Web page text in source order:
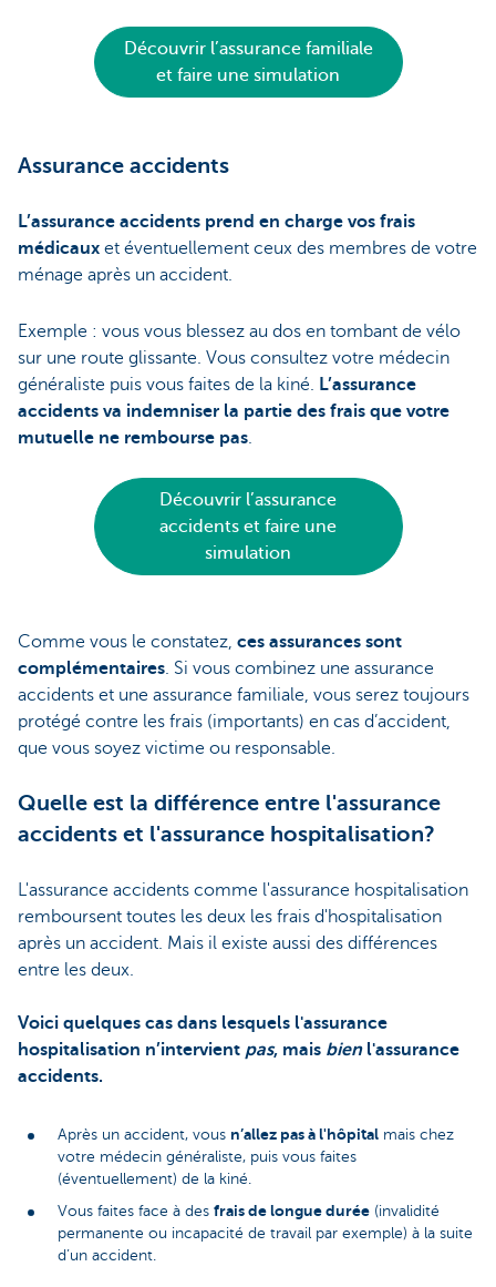
Découvrir l’assurance familiale
et faire une simulation
Assurance accidents
L’assurance accidents prend en charge vos frais
médicaux et éventuellement ceux des membres de votre
ménage après un accident.
Exemple : vous vous blessez au dos en tombant de vélo
sur une route glissante. Vous consultez votre médecin
généraliste puis vous faites de la kiné.
L’assurance
accidents va indemniser la partie des frais que votre
mutuelle ne rembourse pas
Découvrir l’assurance
accidents et faire une
simulation
Comme vous le constatez, ces assurances sont
complémentaires . Si vous combinez une assurance
accidents et une assurance familiale, vous serez toujours
protégé contre les frais (importants) en cas d’accident,
que vous soyez victime ou responsable.
Quelle est la différence entre l'assurance
accidents et l'assurance hospitalisation?
L'assurance accidents comme l'assurance hospitalisation
remboursent toutes les deux les frais d'hospitalisation
après un accident. Mais il existe aussi des différences
entre les deux.
Voici quelques cas dans lesquels l'assurance
hospitalisation n’intervient pas, mais bienl'assurance
accidents.
Après un accident, vous n’allez pas à l'hôpital mais chez
votre médecin généraliste, puis vous faites
(éventuellement) de la kiné.
Vous faites face à des frais de longue durée (invalidité
permanente ou incapacité de travail par exemple) à la suite
d’un accident.